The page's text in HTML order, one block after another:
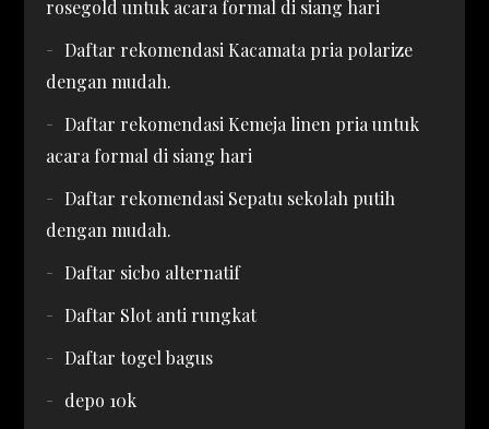
rosegold untuk acara formal di siang hari
Daftar rekomendasi Kacamata pria polarize
dengan mudah.
Daftar rekomendasi Kemeja linen pria untuk
acara formal di siang hari
Daftar rekomendasi Sepatu sekolah putih
dengan mudah.
Daftar sicbo alternatif
Daftar Slot anti rungkat
Daftar togel bagus
depo 10k